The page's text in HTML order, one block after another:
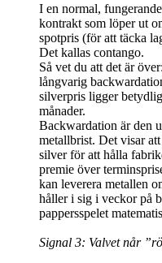
I en normal,
kontrakt som löper ut
spotpris (för att täcka
Det kallas contango.
Så vet du att det är
långvarig
silverpris ligger
månader.
Backwardation är den
metallbrist. Det visar
silver för att hålla
premie över
kan leverera metallen
håller i sig i veckor på
pappersspelet
Signal 3: Valvet når